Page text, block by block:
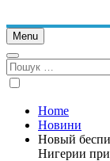
Menu
Пошук:
Home
Новини
Новый
Нигерии